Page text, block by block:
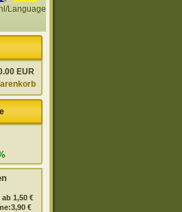
Language
EUR
1,50 €
€